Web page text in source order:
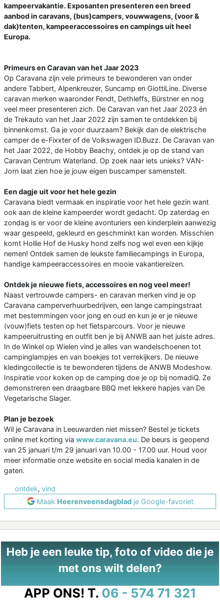
kampeervakantie. Exposanten presenteren een breed
aanbod in caravans, (bus)campers, vouwwagens, (voor &
dak)tenten, kampeeraccessoires en campings uit heel
Europa.
Primeurs en Caravan van het Jaar 2023
Op Caravana zijn vele primeurs te bewonderen van onder
andere Tabbert, Alpenkreuzer, Suncamp en GiottiLine. Diverse
caravan merken waaronder Fendt, Dethleffs, Bürstner en nog
veel meer presenteren zich. De Caravan van het Jaar 2023 én
de Trekauto van het Jaar 2022 zijn samen te ontdekken bij
binnenkomst. Ga je voor duurzaam? Bekijk dan de elektrische
camper de e-Fixxter of de Volkswagen ID.Buzz. De Caravan van
het Jaar 2022, de Hobby Beachy, ontdek je op de stand van
Caravan Centrum Waterland. Op zoek naar iets unieks? VAN-
Jorn laat zien hoe je jouw eigen buscamper samenstelt.
Een dagje uit voor het hele gezin
Caravana biedt vermaak en inspiratie voor het hele gezin want
ook aan de kleine kampeerder wordt gedacht. Op zaterdag en
zondag is er voor de kleine avonturiers een kinderplein aanwezig
waar gespeeld, gekleurd en geschminkt kan worden. Misschien
komt Hollie Hof de Husky hond zelfs nog wel even een kijkje
nemen! Ontdek samen de leukste familiecampings in Europa,
handige kampeeraccessoires en mooie vakantiereizen.
Ontdek je nieuwe fiets, accessoires en nog veel meer!
Naast vertrouwde campers- en caravan merken vind je op
Caravana camperverhuurbedrijven, een lange campingstraat
met bestemmingen voor jong en oud en kun je er je nieuwe
(vouw)fiets testen op het fietsparcours. Voor je nieuwe
kampeeruitrusting en outfit ben je bij ANWB aan het juiste adres.
In de Winkel op Wielen vind je alles van wandelschoenen tot
campinglampjes en van boekjes tot verrekijkers. De nieuwe
kledingcollectie is te bewonderen tijdens de ANWB Modeshow.
Inspiratie voor koken op de camping doe je op bij nomadiQ. Ze
demonstreren een draagbare BBQ met lekkere hapjes van De
Vegetarische Slager.
Plan je bezoek
Wil je Caravana in Leeuwarden niet missen? Bestel je tickets
online met korting via www.caravana.eu. De beurs is geopend
van 25 januari t/m 29 januari van 10.00 - 17.00 uur. Houd voor
meer informatie onze website en social media kanalen in de
gaten.
ontdek, vind
Maak Heerenveensdagbladje Google-favoriet
Heb je een leuke tip, foto of video die je
met ons wilt delen?
APP ONS! T. 06 - 574 71 321